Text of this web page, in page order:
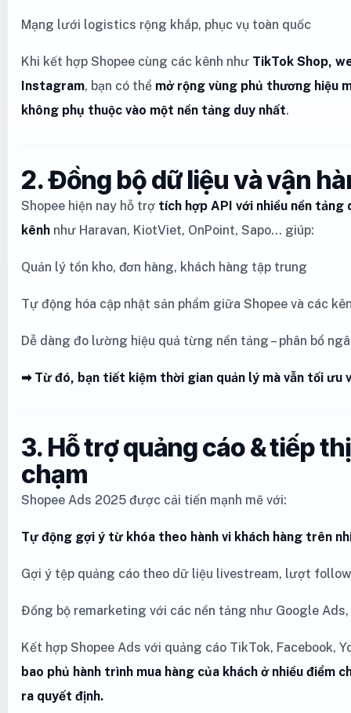
Mạng lưới logistics rộng khắp, phục vụ toàn quốc
Khi kết hợp Shopee cùng các kênh như TikTok Shop,
Instagram, bạn có thể mở rộng vùng phủ thương hiệu
không phụ thuộc vào một nền tảng duy nhất.
2. Đồng bộ dữ liệu và vận
Shopee hiện nay hỗ trợ tích hợp API với nhiều nền tảng
kênh như Haravan, KiotViet, OnPoint, Sapo… giúp:
Quản lý tồn kho, đơn hàng, khách hàng tập trung
Tự động hóa cập nhật sản phẩm giữa Shopee và các
Dễ dàng đo lường hiệu quả từng nền tảng – phân bổ
➡ Từ đó, bạn tiết kiệm thời gian quản lý mà vẫn tối ưu
3. Hỗ trợ quảng cáo & tiếp
chạm
Shopee Ads 2025 được cải tiến mạnh mẽ với:
Tự động gợi ý từ khóa theo hành vi khách hàng trên
Gợi ý tệp quảng cáo theo dữ liệu livestream, lượt
Đồng bộ remarketing với các nền tảng như Google
Kết hợp Shopee Ads với quảng cáo TikTok, Facebook,
bao phủ hành trình mua hàng của khách ở nhiều điểm
ra quyết định.